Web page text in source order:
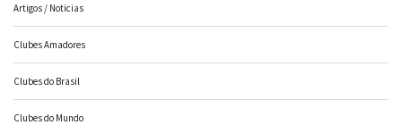
Artigos / Noticias
Clubes Amadores
Clubes do Brasil
Clubes do Mundo